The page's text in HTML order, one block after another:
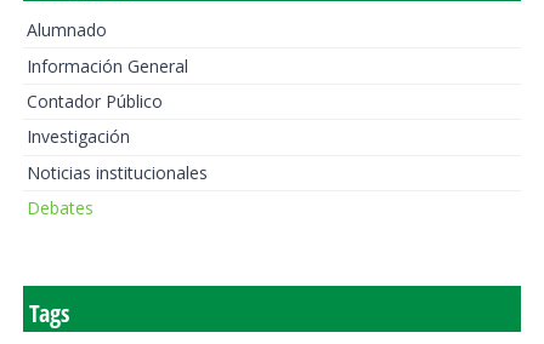
Alumnado
Información General
Contador Público
Investigación
Noticias institucionales
Debates
Tags